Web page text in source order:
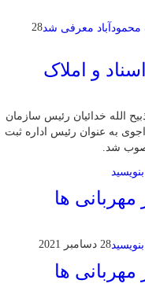
28
و املاک
الله خدائیان رئیس سازمان
به عنوان رئیس اداره ثبت
شد.
ها
28 دسامبر 2021
ها